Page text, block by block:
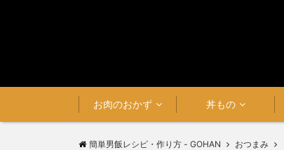
お肉のおかず 丼もの
簡単男飯レシピ・作り方 - GOHAN おつまみ